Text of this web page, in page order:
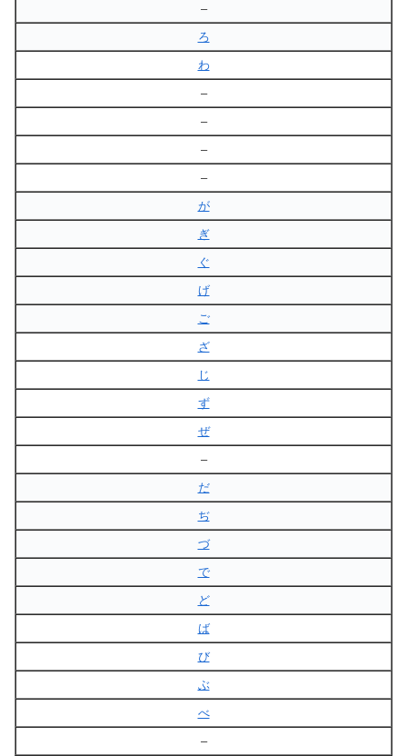
–
ろ
わ
–
–
–
–
が
ぎ
ぐ
げ
ご
ざ
じ
ず
ぜ
–
だ
ぢ
づ
で
ど
ば
び
ぶ
べ
–